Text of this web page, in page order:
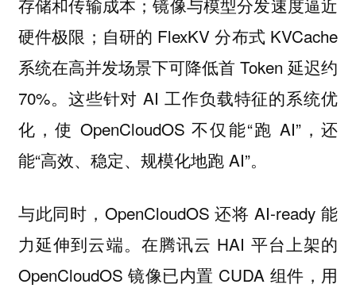
存储和传输成本；镜像与模型分发速度逼近
硬件极限；自研的 FlexKV 分布式 KVCache
系统在高并发场景下可降低首 Token 延迟约
70%。这些针对 AI 工作负载特征的系统优
化，使 OpenCloudOS 不仅能“跑 AI”，还
能“高效、稳定、规模化地跑 AI”。
与此同时，OpenCloudOS 还将 AI-ready 能
力延伸到云端。在腾讯云 HAI 平台上架的
OpenCloudOS 镜像已内置 CUDA 组件，用